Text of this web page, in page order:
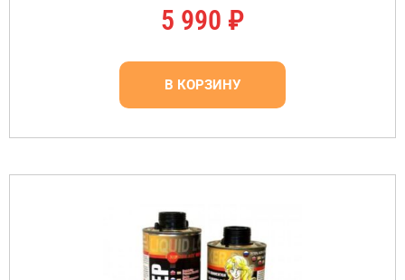
5 990 ₽
В КОРЗИНУ